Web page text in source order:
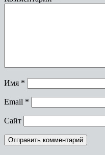
Имя *
Email *
Сайт